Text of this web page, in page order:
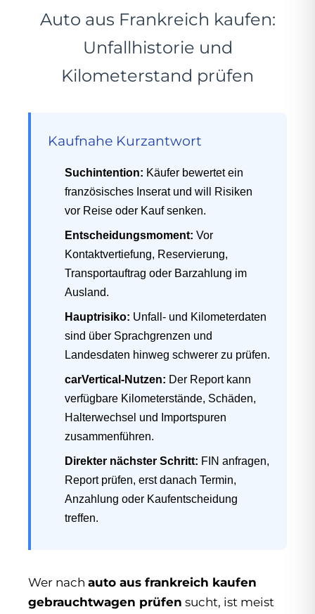
Auto aus Frankreich kaufen:
Unfallhistorie und
Kilometerstand prüfen
Kaufnahe Kurzantwort
Suchintention: Käufer bewertet ein
französisches Inserat und will Risiken
vor Reise oder Kauf senken.
Entscheidungsmoment: Vor
Kontaktvertiefung, Reservierung,
Transportauftrag oder Barzahlung im
Ausland.
Hauptrisiko: Unfall- und Kilometerdaten
sind über Sprachgrenzen und
Landesdaten hinweg schwerer zu prüfen.
carVertical-Nutzen: Der Report kann
verfügbare Kilometerstände, Schäden,
Halterwechsel und Importspuren
zusammenführen.
Direkter nächster Schritt: FIN anfragen,
Report prüfen, erst danach Termin,
Anzahlung oder Kaufentscheidung
treffen.
Wer nach auto aus frankreich kaufen
gebrauchtwagen prüfen sucht, ist meist